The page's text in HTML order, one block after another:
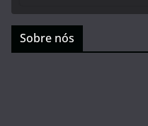
Sobre nós